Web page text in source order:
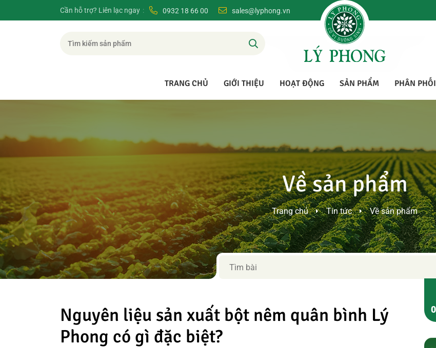
Cần hỗ trợ? Liên lạc ngay 0932 18 66 00 sales@lyphong.vn
TRANG CHỦ GIỚI THIỆU HOẠT ĐỘNG SẢN PHẨM PHÂN PHỐI
Về sản phẩm
Trang chủ Tin tức Về sản phẩm
Nguyên liệu sản xuất bột nêm quân bình Lý
Phong có gì đặc biệt?